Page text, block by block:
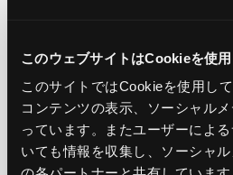
このウェブサイトはCookieを使
このサイトではCookieを使用し
コンテンツの表示、ソーシャル
っています。またユーザーによ
いても情報を収集し、ソーシャ
監視に役立つ情報をお届けします！